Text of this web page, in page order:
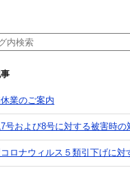
業のご案内
号および8号に対する被害時の
ロナウィルス５類引下げに対